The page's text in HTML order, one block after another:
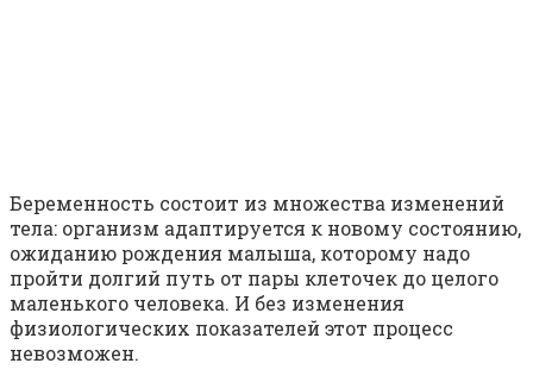
Беременность состоит из множества изменений
тела: организм адаптируется к новому состоянию,
ожиданию рождения малыша, которому надо
пройти долгий путь от пары клеточек до целого
маленького человека. И без изменения
физиологических показателей этот процесс
невозможен.